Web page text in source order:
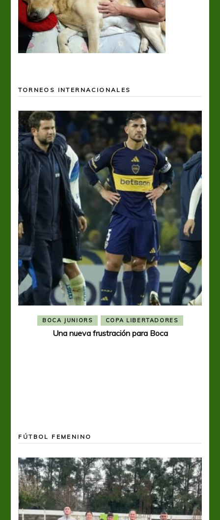
TORNEOS INTERNACIONALES
BOCA JUNIORS COPA LIBERTADORES
Una nueva frustración para Boca
FÚTBOL FEMENINO